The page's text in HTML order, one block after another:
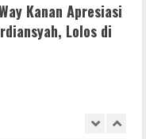
Kanan Apresiasi
Lolos di
+ License Key